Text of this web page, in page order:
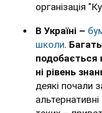
організація
В Україні –
школи.
подобається
ні рівень
деякі почали